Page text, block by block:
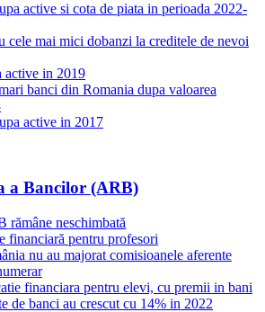
active si cota de piata in perioada 2022-
cele mai mici dobanzi la creditele de nevoi
active in 2019
banci din Romania dupa valoarea
active in 2017
a Bancilor (ARB)
rămâne neschimbată
financiară pentru profesori
nu au majorat comisioanele aferente
financiara pentru elevi, cu premii in bani
de banci au crescut cu 14% in 2022